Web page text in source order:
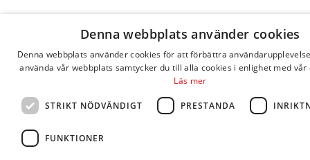
Denna webbplats använder cookies
Denna webbplats använder cookies för att förbättra
använda vår webbplats samtycker du till alla cookies i enlighet med vår
Läs mer
STRIKT NÖDVÄNDIGT PRESTANDA
FUNKTIONER